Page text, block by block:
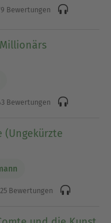
Bewertungen
Bewertungen
(Ungekürzte
Bewertungen